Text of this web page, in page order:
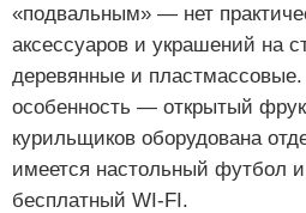
«подвальным» — нет
аксессуаров и украшений на
деревянные и
особенность — открытый
курильщиков оборудована
имеется настольный футбол
бесплатный WI-FI.